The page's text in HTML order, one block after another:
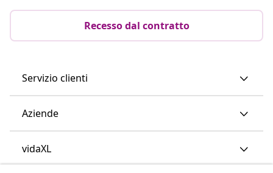
Recesso dal contratto
Servizio clienti
Aziende
vidaXL